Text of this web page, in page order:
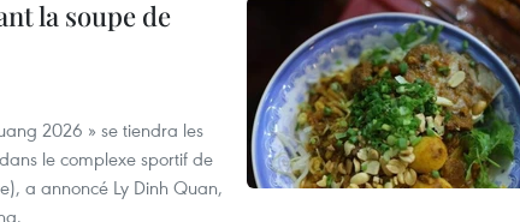
la soupe de
2026 » se tiendra les
le complexe sportif de
a annoncé Ly Dinh Quan,